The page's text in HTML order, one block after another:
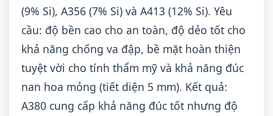
(9% Si), A356 (7% Si) và A413 (12% Si). Yêu
cầu: độ bền cao cho an toàn, độ dẻo tốt cho
khả năng chống va đập, bề mặt hoàn thiện
tuyệt vời cho tính thẩm mỹ và khả năng đúc
nan hoa mỏng (tiết diện 5 mm). Kết quả:
A380 cung cấp khả năng đúc tốt nhưng độ